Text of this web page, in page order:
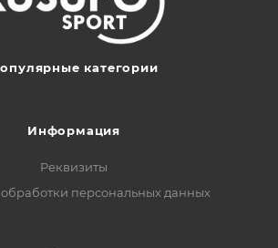
категории
Информация
Реквизиты
персональных данных